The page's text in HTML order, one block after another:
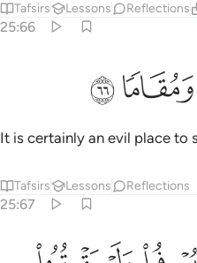
Tafsirs Lessons Reflections
25:66
ﳅﳆ
It is certainly an evil place to
Tafsirs Lessons Reflections
25:67
وكان بين ذالك قواما ٦٧